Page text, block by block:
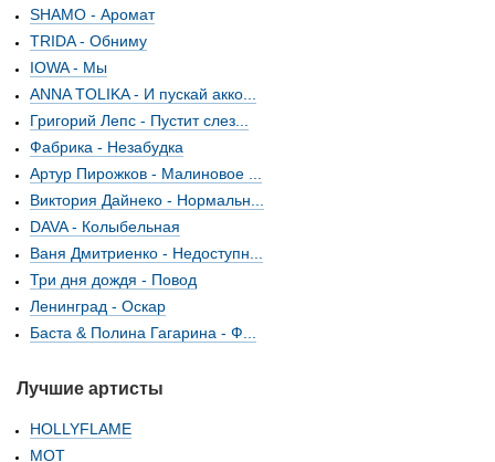
SHAMO - Аромат
TRIDA - Обниму
IOWA - Мы
ANNA TOLIKA - И пускай акко...
Григорий Лепс - Пустит слез...
Фабрика - Незабудка
Артур Пирожков - Малиновое ...
Виктория Дайнеко - Нормальн...
DAVA - Колыбельная
Ваня Дмитриенко - Недоступн...
Три дня дождя - Повод
Ленинград - Оскар
Баста & Полина Гагарина - Ф...
Лучшие артисты
HOLLYFLAME
МОТ